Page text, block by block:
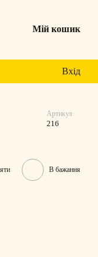
Мій кошик
Вхід
Артикул
216
В бажання